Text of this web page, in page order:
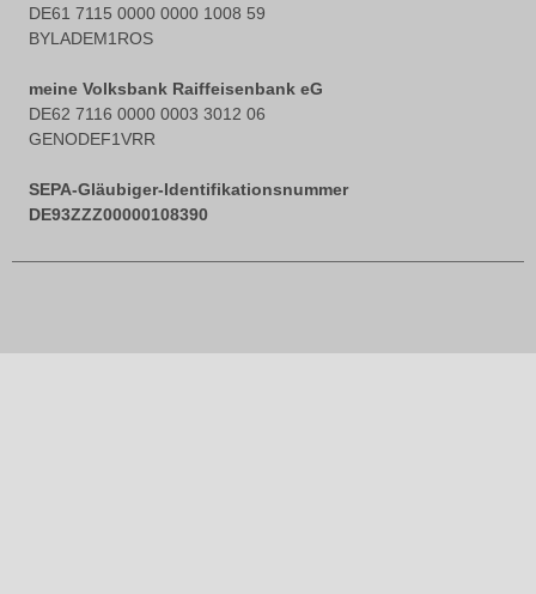
DE61 7115 0000 0000 1008 59
BYLADEM1ROS
meine Volksbank Raiffeisenbank eG
DE62 7116 0000 0003 3012 06
GENODEF1VRR
SEPA-Gläubiger-Identifikationsnummer
DE93ZZZ00000108390